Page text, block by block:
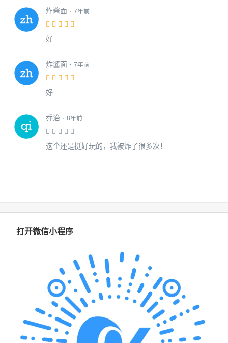
炸酱面 · 7年前
好
炸酱面 · 7年前
好
乔治 · 8年前
这个还是挺好玩的，我被炸了很多次！
打开微信小程序